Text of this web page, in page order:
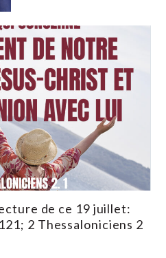
de ce 19 juillet:
2 Thessaloniciens 2